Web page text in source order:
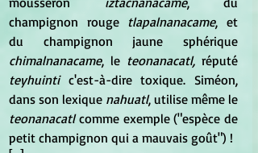
champignon rouge tlapalnanacame, et
du champignon jaune sphérique
chimalnanacame, le teonanacatl,
teyhuinti c'est-à-dire toxique. Siméon,
dans son lexique nahuatl
teonanacatl comme exemple ("espèce de
petit champignon qui a mauvais goût") !